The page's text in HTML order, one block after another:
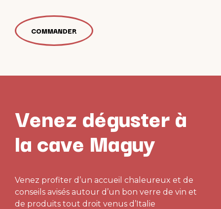
COMMANDER
Venez déguster à
la cave Maguy
Venez profiter d’un accueil chaleureux et de
conseils avisés autour d’un bon verre de vin et
de produits tout droit venus d’Italie